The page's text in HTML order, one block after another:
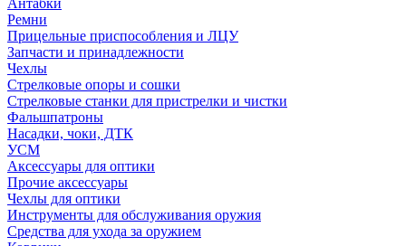
Антабки
Ремни
Прицельные приспособления и ЛЦУ
Запчасти и принадлежности
Чехлы
Стрелковые опоры и сошки
Стрелковые станки для пристрелки и чистки
Фальшпатроны
Насадки, чоки, ДТК
УСМ
Аксессуары для оптики
Прочие аксессуары
Чехлы для оптики
Инструменты для обслуживания оружия
Средства для ухода за оружием